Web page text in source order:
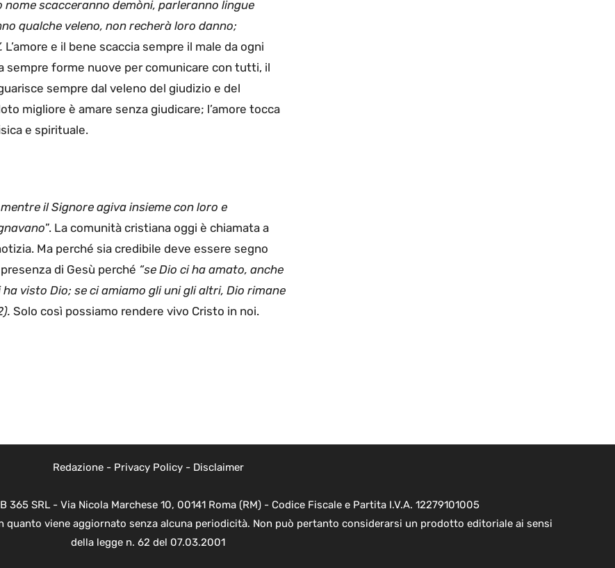
scacceranno demòni, parleranno lingue
qualche veleno, non recherà loro danno;
L’amore e il bene scaccia sempre il male da ogni
sempre forme nuove per comunicare con tutti, il
sempre dal veleno del giudizio e del
migliore è amare senza giudicare; l’amore tocca
e spirituale.
il Signore agiva insieme con loro e
”. La comunità cristiana oggi è chiamata a
Ma perché sia credibile deve essere segno
di Gesù perché “se Dio ci ha amato, anche
visto Dio; se ci amiamo gli uni gli altri, Dio rimane
Solo così possiamo rendere vivo Cristo in noi.
Redazione- Privacy Policy- Disclaimer
SRL - Via Nicola Marchese 10, 00141 Roma (RM) - Codice Fiscale e Partita I.V.A. 12279101005
viene aggiornato senza alcuna periodicità. Non può pertanto considerarsi un prodotto editoriale ai sensi
della legge n. 62 del 07.03.2001